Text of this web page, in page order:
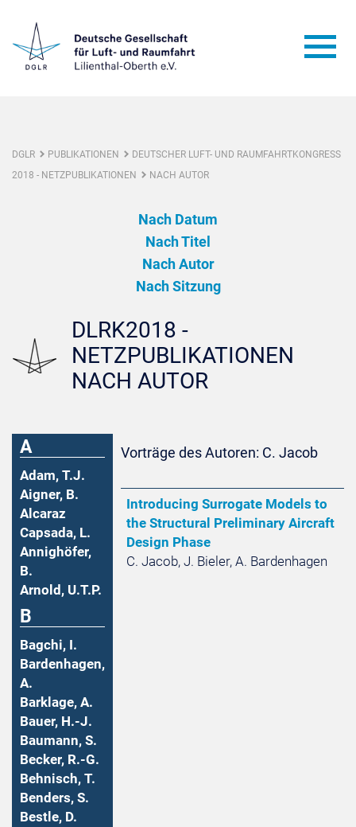
DGLR PUBLIKATIONEN
DEUTSCHER LUFT- UND RAUMFAHRTKONGRESS
2018 - NETZPUBLIKATIONEN
NACH AUTOR
Nach Datum
Nach Titel
Nach Autor
Nach Sitzung
DLRK2018 -
NETZPUBLIKATIONEN
NACH AUTOR
A
Adam, T.J.
Aigner, B.
Alcaraz
Capsada, L.
Annighöfer,
B.
Arnold, U.T.P.
B
Bagchi, I.
Bardenhagen,
A.
Barklage, A.
Bauer, H.-J.
Baumann, S.
Becker, R.-G.
Behnisch, T.
Benders, S.
Bestle, D.
Vorträge des Autoren: C. Jacob
Introducing Surrogate Models to
the Structural Preliminary Aircraft
Design Phase
C. Jacob, J. Bieler, A. Bardenhagen